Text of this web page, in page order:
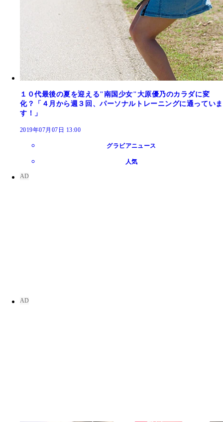
１０代最後の夏を迎える"南国少女"大原優乃のカラダに変
化？「４月から週３回、パーソナルトレーニングに通っていま
す！」
2019年07月07日 13:00
グラビアニュース
人気